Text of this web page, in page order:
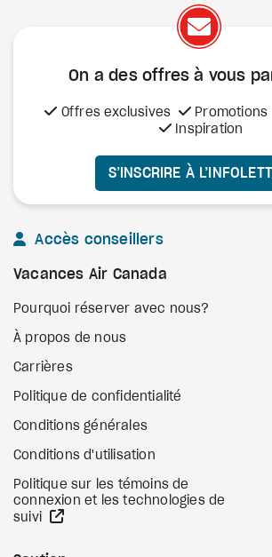
On a des offres à vous
Offres exclusives Promotions
Inspiration
S’INSCRIRE À
Accès conseillers
Vacances Air Canada
Pourquoi réserver avec nous?
À propos de nous
Carrières
Politique de confidentialité
Conditions générales
Conditions d'utilisation
Politique sur les témoins de
connexion et les technologies de
suivi